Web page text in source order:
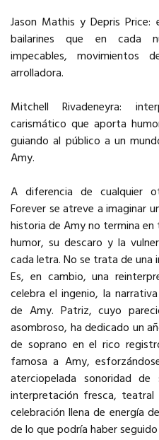
Jason Mathis y Depris
bailarines que en cada
impecables, movimientos
arrolladora.
Mitchell Rivadeneyra:
carismático que aporta
guiando al público a un
Amy.
A diferencia de cualquier
Forever se atreve a imaginar
historia de Amy no termina
humor, su descaro y la
cada letra. No se trata de una
Es, en cambio, una
celebra el ingenio, la
de Amy. Patriz, cuyo
asombroso, ha dedicado un
de soprano en el rico
famosa a Amy,
aterciopelada sonoridad
interpretación fresca,
celebración llena de energía
de lo que podría haber